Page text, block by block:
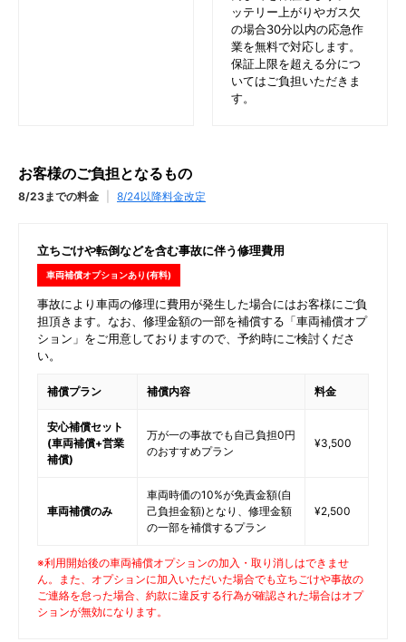
ッテリー上がりやガス欠
の場合30分以内の応急作
業を無料で対応します。
保証上限を超える分につ
いてはご負担いただきま
す。
お客様のご負担となるもの
8/23までの料金 8/24以降料金改定
立ちごけや転倒などを含む事故に伴う修理費用
車両補償オプションあり(有料)
事故により車両の修理に費用が発生した場合にはお客様にご負
担頂きます。なお、修理金額の一部を補償する「車両補償オプ
ション」をご用意しておりますので、予約時にご検討くださ
い。
補償プラン 補償内容 料金
安心補償セット
(車両補償+営業
補償)
万が一の事故でも自己負担0円
のおすすめプラン
¥3,500
車両補償のみ
車両時価の10%が免責金額(自
己負担金額)となり、修理金額
の一部を補償するプラン
¥2,500
※利用開始後の車両補償オプションの加入・取り消しはできませ
ん。また、オプションに加入いただいた場合でも立ちごけや事故の
ご連絡を怠った場合、約款に違反する行為が確認された場合はオプ
ションが無効になります。